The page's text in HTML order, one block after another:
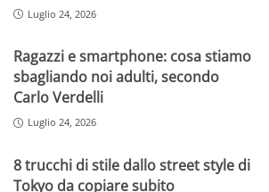
Luglio 24, 2026
Ragazzi e smartphone: cosa stiamo
sbagliando noi adulti, secondo
Carlo Verdelli
Luglio 24, 2026
8 trucchi di stile dallo street style di
Tokyo da copiare subito